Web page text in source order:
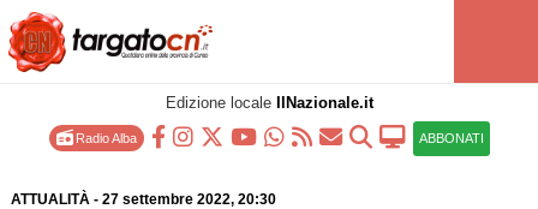
Edizione locale IlNazionale.it
Radio Alba ABBONATI
ATTUALITÀ- 27 settembre 2022, 20:30